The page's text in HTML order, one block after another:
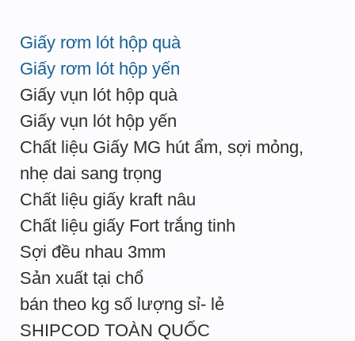
Giấy rơm lót hộp quà
Giấy rơm lót hộp yến
Giấy vụn lót hộp quà
Giấy vụn lót hộp yến
Chất liệu Giấy MG hút ẩm, sợi mỏng,
nhẹ dai sang trọng
Chất liệu giấy kraft nâu
Chất liệu giấy Fort trắng tinh
Sợi đều nhau 3mm
Sản xuất tại chổ
bán theo kg số lượng sỉ- lẻ
SHIPCOD TOÀN QUỐC